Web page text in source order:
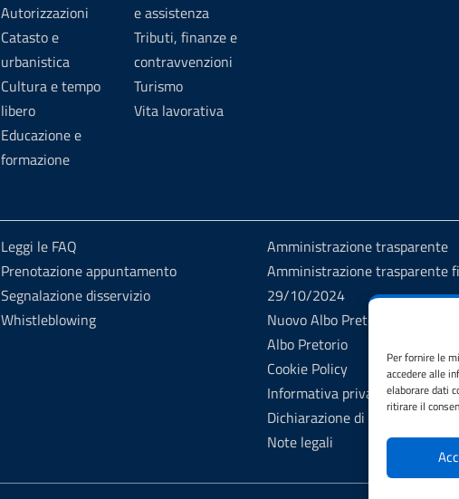
Per fornire le
accedere alle
elaborare dati
ritirare il
Autorizzazioni
Catasto e
urbanistica
Cultura e tempo
libero
Educazione e
formazione
e assistenza
Tributi, finanze e
contravvenzioni
Turismo
Vita lavorativa
Leggi le FAQ
Prenotazione appuntamento
Segnalazione disservizio
Whistleblowing
Amministrazione trasparente
Amministrazione trasparente
29/10/2024
Nuovo Albo Pretorio
Albo Pretorio
Cookie Policy
Informativa privacy
Dichiarazione di accessibilità
Note legali